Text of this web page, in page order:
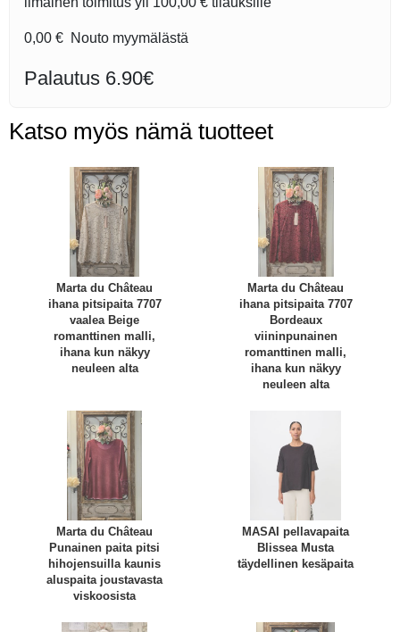
0,00 € Nouto myymälästä
Palautus 6.90€
Katso myös nämä tuotteet
Marta du Château
ihana pitsipaita 7707
vaalea Beige
romanttinen malli,
ihana kun näkyy
neuleen alta
Marta du Château
ihana pitsipaita 7707
Bordeaux
viininpunainen
romanttinen malli,
ihana kun näkyy
neuleen alta
Marta du Château
Punainen paita pitsi
hihojensuilla kaunis
aluspaita joustavasta
viskoosista
MASAI pellavapaita
Blissea Musta
täydellinen kesäpaita